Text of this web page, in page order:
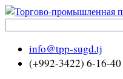
info@tpp-sugd.tj
(+992-3422) 6-16-40